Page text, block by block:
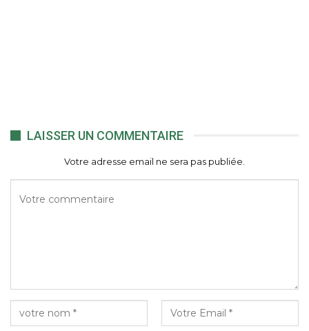
LAISSER UN COMMENTAIRE
Votre adresse email ne sera pas publiée.